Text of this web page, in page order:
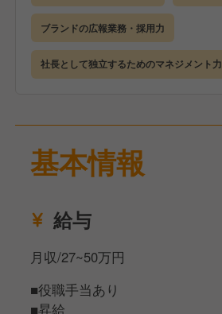
ブランドの広報業務・採用力
社長として独立するためのマネジメント力
基本情報
給与
月収/27~50万円
■役職手当あり
■昇給